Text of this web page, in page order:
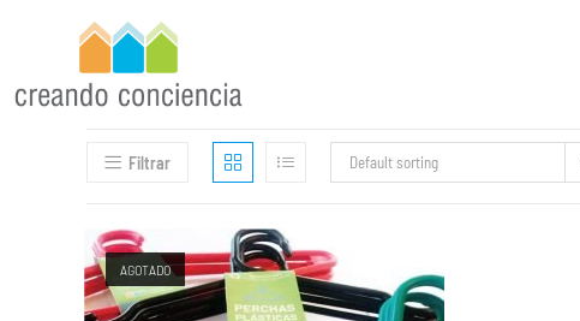
Filtrar Default sorting
AGOTADO